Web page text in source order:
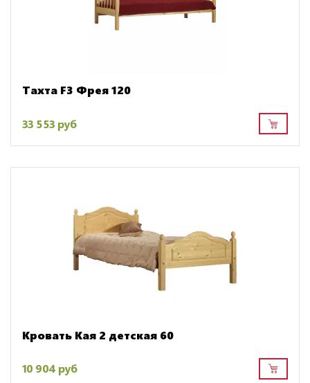
Тахта F3 Фрея 120
33 553 руб
Кровать Кая 2 детская 60
10 904 руб